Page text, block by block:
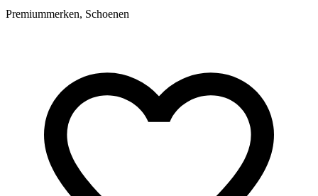
Premiummerken, Schoenen